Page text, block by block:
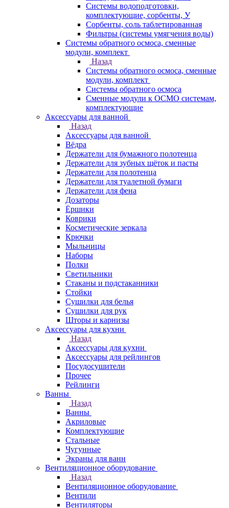
Системы водоподготовки,
комплектующие, сорбенты, У
Сорбенты, соль таблетированная
Фильтры (системы умягчения воды)
Системы обратного осмоса, сменные
модули, комплект
Назад
Системы обратного осмоса, сменные
модули, комплект
Системы обратного осмоса
Сменные модули к ОСМО системам,
комплектующие
Аксессуары для ванной
Назад
Аксессуары для ванной
Вёдра
Держатели для бумажного полотенца
Держатели для зубных щёток и пасты
Держатели для полотенца
Держатели для туалетной бумаги
Держатели для фена
Дозаторы
Ёршики
Коврики
Косметические зеркала
Крючки
Мыльницы
Наборы
Полки
Светильники
Стаканы и подстаканники
Стойки
Сушилки для белья
Сушилки для рук
Шторы и карнизы
Аксессуары для кухни
Назад
Аксессуары для кухни
Аксессуары для рейлингов
Посудосушители
Прочее
Рейлинги
Ванны
Назад
Ванны
Акриловые
Комплектующие
Стальные
Чугунные
Экраны для ванн
Вентиляционное оборудование
Назад
Вентиляционное оборудование
Вентили
Вентиляторы